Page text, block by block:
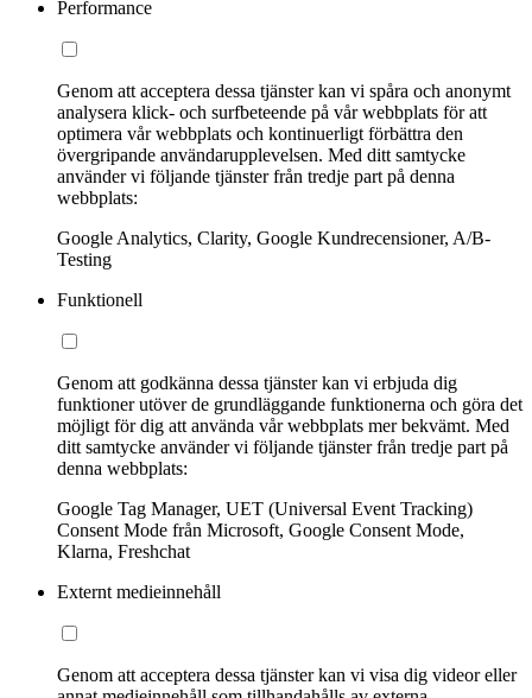
Performance
Genom att acceptera dessa tjänster kan vi spåra och anonymt
analysera klick- och surfbeteende på vår webbplats för att
optimera vår webbplats och kontinuerligt förbättra den
övergripande användarupplevelsen. Med ditt samtycke
använder vi följande tjänster från tredje part på denna
webbplats:
Google Analytics, Clarity, Google Kundrecensioner, A/B-
Testing
Funktionell
Genom att godkänna dessa tjänster kan vi erbjuda dig
funktioner utöver de grundläggande funktionerna och göra det
möjligt för dig att använda vår webbplats mer bekvämt. Med
ditt samtycke använder vi följande tjänster från tredje part på
denna webbplats:
Google Tag Manager, UET (Universal Event Tracking)
Consent Mode från Microsoft, Google Consent Mode,
Klarna, Freshchat
Externt medieinnehåll
Genom att acceptera dessa tjänster kan vi visa dig videor eller